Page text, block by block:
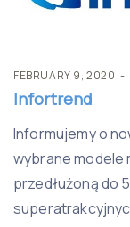
FEBRUARY 9, 2020
Infortrend
Informujemy o
wybrane modele
przedłużoną do